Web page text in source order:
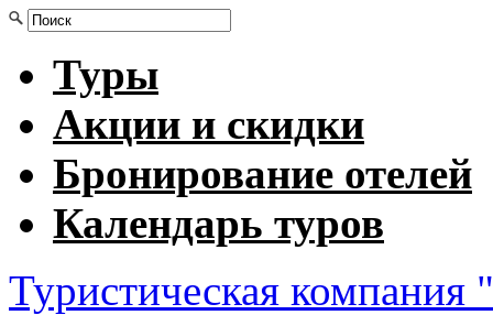
Туры
Акции и скидки
Бронирование отелей
Календарь туров
Туристическая компания